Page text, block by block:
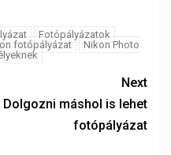
Fotópályázatok
fotópályázat
Nikon Photo
Next
Dolgozni máshol is lehet
fotópályázat